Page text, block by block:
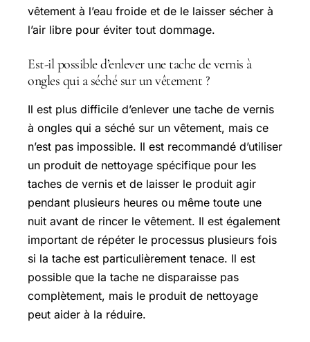
vêtement à l’eau froide et de le laisser sécher à
l’air libre pour éviter tout dommage.
Est-il possible d’enlever une tache de vernis à
ongles qui a séché sur un vêtement ?
Il est plus difficile d’enlever une tache de vernis
à ongles qui a séché sur un vêtement, mais ce
n’est pas impossible. Il est recommandé d’utiliser
un produit de nettoyage spécifique pour les
taches de vernis et de laisser le produit agir
pendant plusieurs heures ou même toute une
nuit avant de rincer le vêtement. Il est également
important de répéter le processus plusieurs fois
si la tache est particulièrement tenace. Il est
possible que la tache ne disparaisse pas
complètement, mais le produit de nettoyage
peut aider à la réduire.